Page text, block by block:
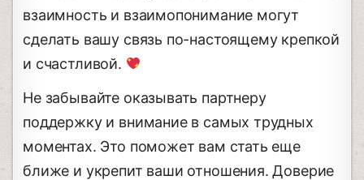
взаимность и взаимопонимание могут
сделать вашу связь по-настоящему крепкой
и счастливой.
Не забывайте оказывать партнеру
поддержку и внимание в самых трудных
моментах. Это поможет вам стать еще
ближе и укрепит ваши отношения. Доверие